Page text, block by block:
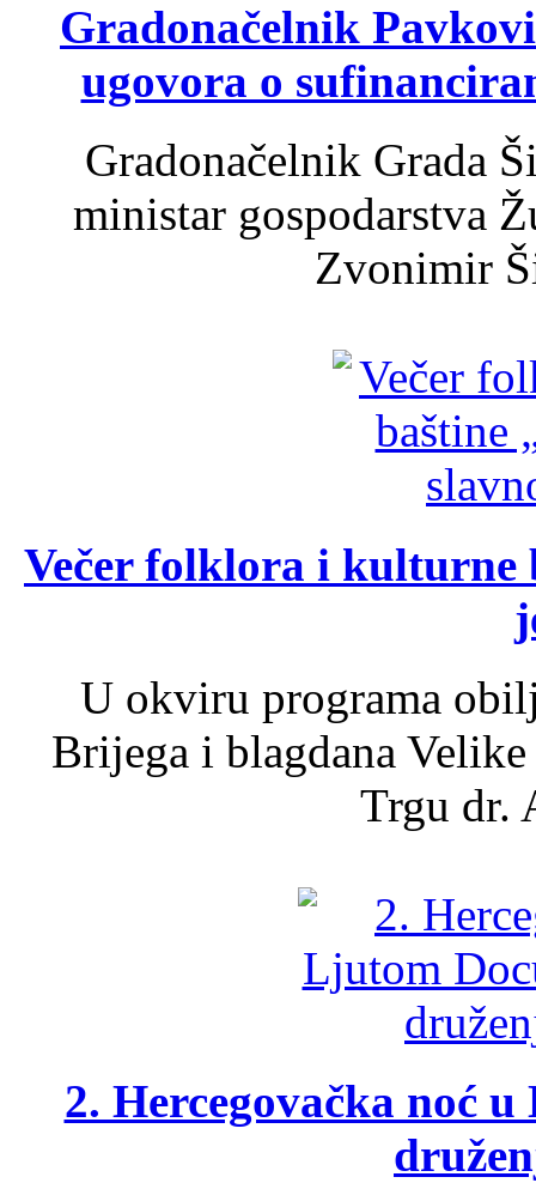
Gradonačelnik
ugovora o
Gradonačelnik Grada
ministar gospodarstva
Zvonimir
Večer folklora i kulturne
U okviru programa
Brijega i blagdana
Trgu dr.
2. Hercegovačka noć